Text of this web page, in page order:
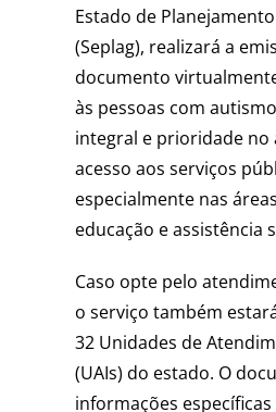
Estado de
(Seplag), realizará a
documento
às pessoas com
integral e prioridade
acesso aos serviços
especialmente nas
educação e assistência
Caso opte pelo
o serviço também
32 Unidades de
(UAIs) do estado. O
informações